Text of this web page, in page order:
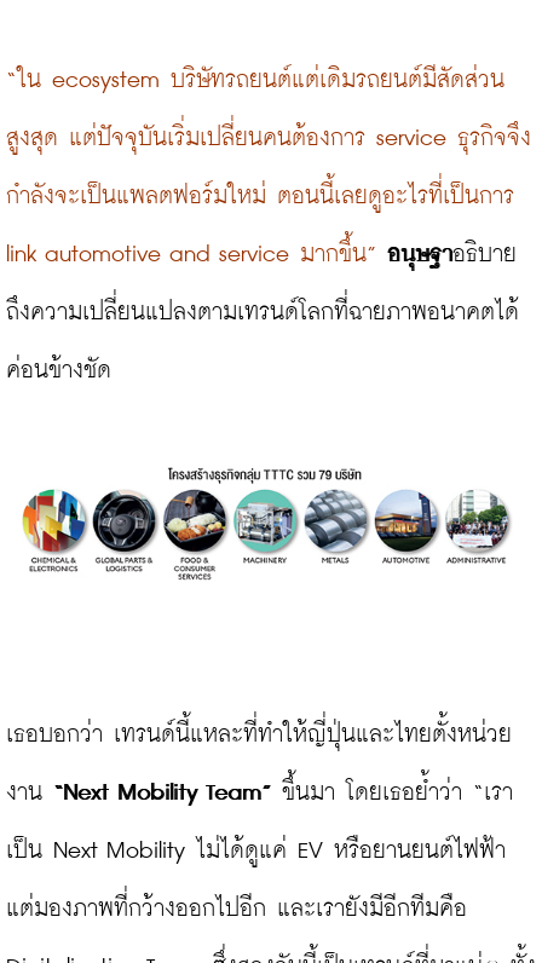
“ใน ecosystem บริษัทรถยนต์แต่เดิมรถยนต์มีสัดส่วน
สูงสุด แต่ปัจจุบันเริ่มเปลี่ยนคนต้องการ service ธุรกิจจึง
กำลังจะเป็นแพลตฟอร์มใหม่ ตอนนี้เลยดูอะไรที่เป็นการ
link automotive and service มากขึ้น” อนุษฐาอธิบาย
ถึงความเปลี่ยนแปลงตามเทรนด์โลกที่ฉายภาพอนาคตได้
ค่อนข้างชัด
เธอบอกว่า เทรนด์นี้แหละที่ทำให้ญี่ปุ่นและไทยตั้งหน่วย
งาน “Next Mobility Team” ขึ้นมา โดยเธอย้ำว่า “เรา
เป็น Next Mobility ไม่ได้ดูแค่ EV หรือยานยนต์ไฟฟ้า
แต่มองภาพที่กว้างออกไปอีก และเรายังมีอีกทีมคือ